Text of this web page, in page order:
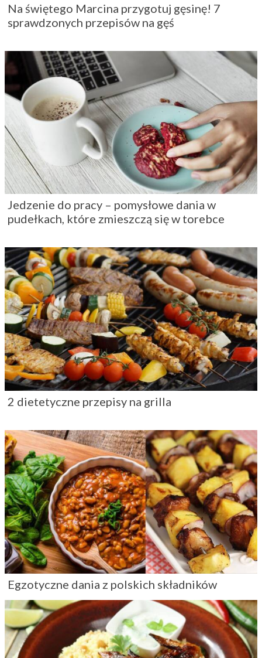
Na świętego Marcina przygotuj gęsinę! 7
sprawdzonych przepisów na gęś
Jedzenie do pracy – pomysłowe dania w
pudełkach, które zmieszczą się w torebce
2 dietetyczne przepisy na grilla
Egzotyczne dania z polskich składników